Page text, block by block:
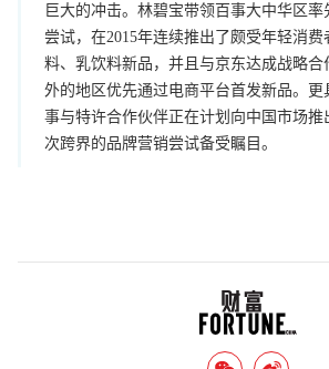
巨大的冲击。林碧宝带领百事大中华区
尝试，在2015年连续推出了颇受年轻消
料、乳饮料新品，并且与京东达成战略合
外的地区优先通过电商平台首发新品。更
事与特许合作伙伴正在计划向中国市场推
次跨界的品牌营销尝试备受瞩目。